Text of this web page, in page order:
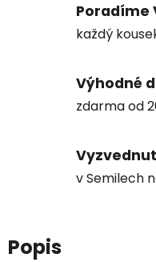
Poradíme
každý
Výhodné
zdarma od
v Semilech
Popis